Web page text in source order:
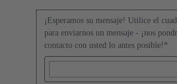
¡Esperamos su mensaje! Utilice el
para enviarnos un mensaje - ¡nos
contacto con usted lo antes posible! *